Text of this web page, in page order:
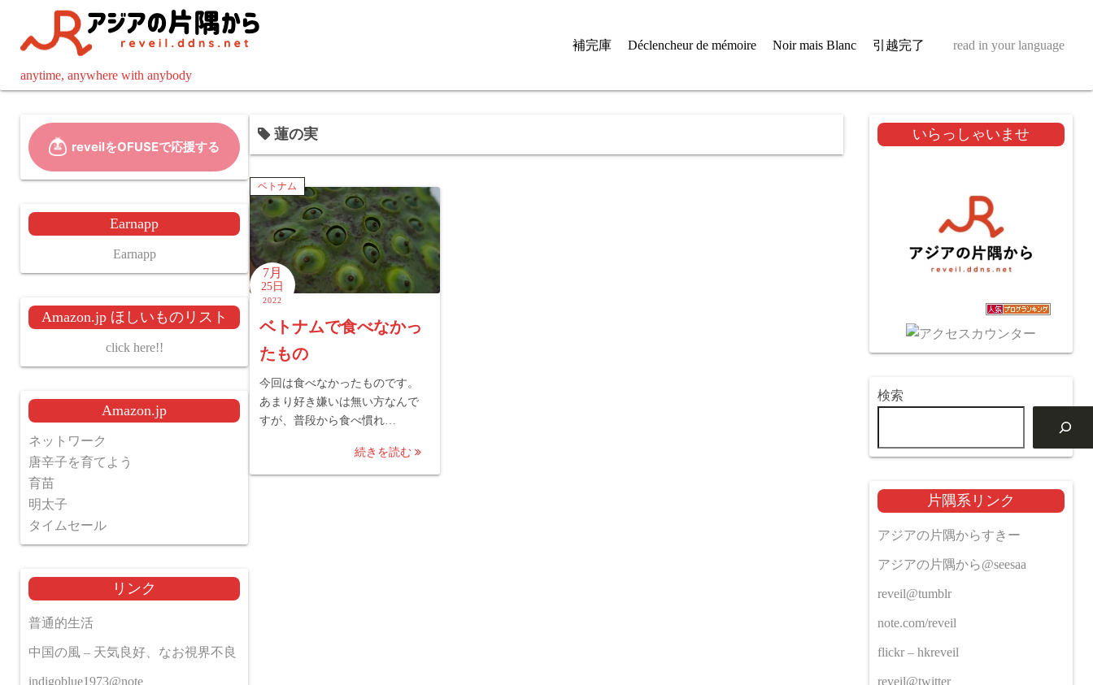
ツ
anytime, anywhere with anybody
補完庫 Déclencheur de mémoire Noir mais Blanc 引越完了 read in your language
蓮の実
ベトナム
7月
25日
2022
ベトナムで食べなかっ
たもの
今回は食べなかったものです。
あまり好き嫌いは無い方なんで
すが、普段から食べ慣れ…
続きを読む
Earnapp
Earnapp
Amazon.jp ほしいものリスト
click here!!
Amazon.jp
ネットワーク
唐辛子を育てよう
育苗
明太子
タイムセール
リンク
普通的生活
中国の風 – 天気良好、なお視界不良
indigoblue1973@note
いらっしゃいませ
検索
片隅系リンク
アジアの片隅からすきー
アジアの片隅から@seesaa
reveil@tumblr
note.com/reveil
flickr – hkreveil
reveil@twitter